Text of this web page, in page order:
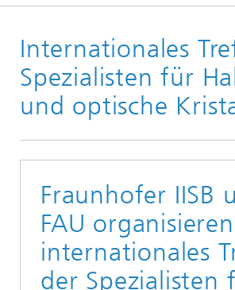
Pressearchiv
2006
Internationales
Spezialisten für
und optische
Fraunhofer IISB
FAU organisieren
internationales
der Spezialisten